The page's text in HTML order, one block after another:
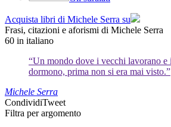
Acquista libri di Michele Serra su
Frasi, citazioni e aforismi di Michele Serra
60 in italiano
“Un mondo dove i vecchi lavorano e
dormono, prima non si era mai visto.”
Michele Serra
CondividiTweet
Filtra per argomento